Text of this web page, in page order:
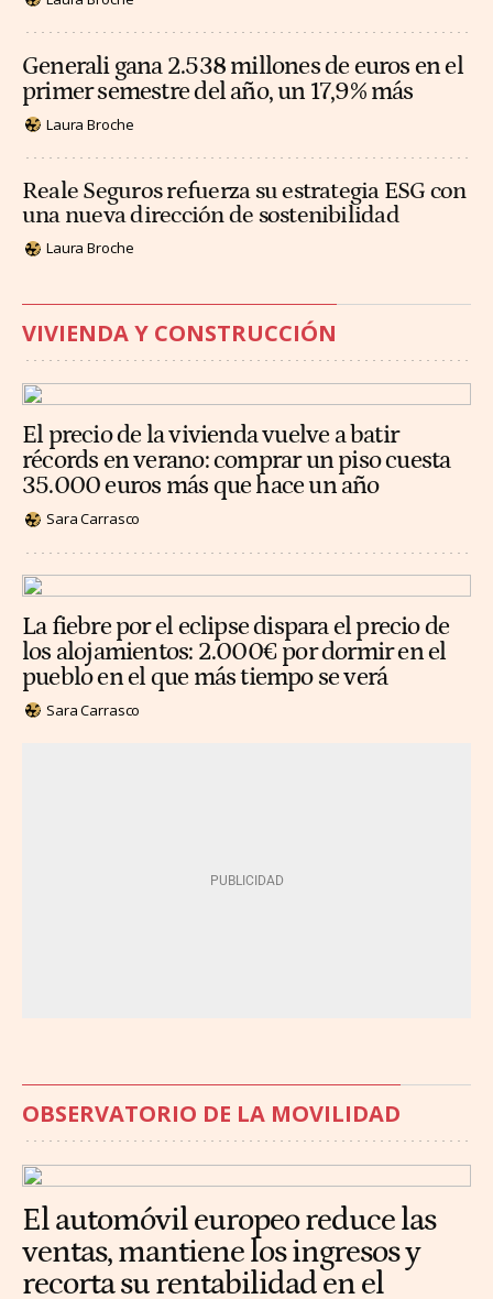
Generali gana 2.538 millones de euros en el
primer semestre del año, un 17,9% más
Laura Broche
Reale Seguros refuerza su estrategia ESG con
una nueva dirección de sostenibilidad
Laura Broche
VIVIENDA Y CONSTRUCCIÓN
El precio de la vivienda vuelve a batir
récords en verano: comprar un piso cuesta
35.000 euros más que hace un año
Sara Carrasco
La fiebre por el eclipse dispara el precio de
los alojamientos: 2.000€ por dormir en el
pueblo en el que más tiempo se verá
Sara Carrasco
OBSERVATORIO DE LA MOVILIDAD
El automóvil europeo reduce las
ventas, mantiene los ingresos y
recorta su rentabilidad en el